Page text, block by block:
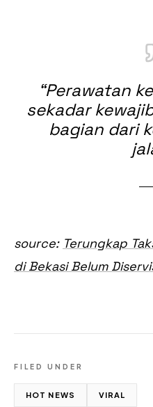
“Perawatan
sekadar
bagian dari
source: Terungkap
di Bekasi Belum
FILED UNDER
HOT NEWS VIRAL